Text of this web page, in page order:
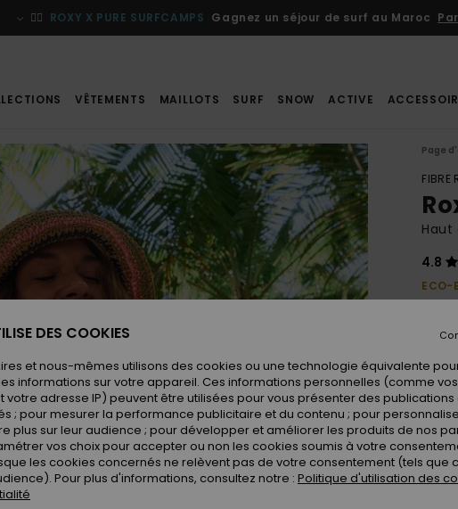
🏄‍♀️ ROXY X PURE SURFCAMPS Gagnez un séjour de surf au Maroc
VÊTEMENTS MAILLOTS SURF SNOW ACTIVE
Page
FIBRE
Haut
4.8
ECO-
DES COOKIES
et nous-mêmes utilisons des cookies ou une technologie équivalente
informations sur votre appareil. Ces informations personnelles (comme
votre adresse IP) peuvent être utilisées pour vous présenter des publications
; pour mesurer la performance publicitaire et du contenu ; pour
plus sur leur audience ; pour développer et améliorer les produits de nos
vos choix pour accepter ou non les cookies soumis à votre
les cookies concernés ne relèvent pas de votre consentement (tels que
Pour plus d'informations, consultez notre : Politique d'utilisation des